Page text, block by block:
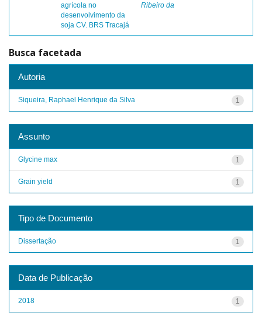
agrícola no
desenvolvimento da
soja CV. BRS Tracajá
Ribeiro da
Busca facetada
Autoria
1
Siqueira, Raphael Henrique da Silva
Assunto
1
Glycine max
1
Grain yield
Tipo de Documento
1
Dissertação
Data de Publicação
1
2018